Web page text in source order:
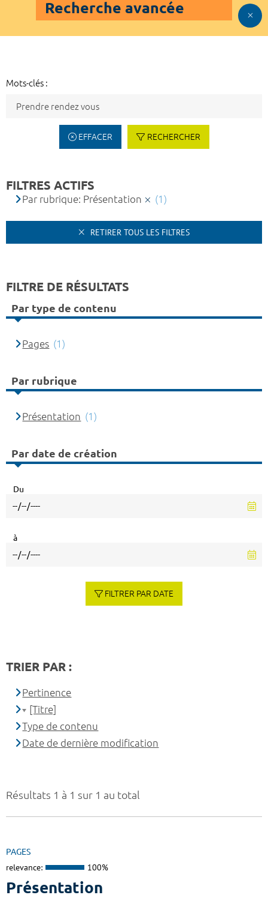
Recherche avancée
Mots-clés :
EFFACER RECHERCHER
Résultats 1 à 1 sur 1 au total
PAGES
relevance: 100%
Présentation
FILTRES ACTIFS
Par rubrique: Présentation (1)
RETIRER TOUS LES FILTRES
FILTRE DE RÉSULTATS
Par type de contenu
Pages (1)
Par rubrique
Présentation (1)
Par date de création
Du
à
FILTRER PAR DATE
TRIER PAR :
Pertinence
[Titre]
Type de contenu
Date de dernière modification